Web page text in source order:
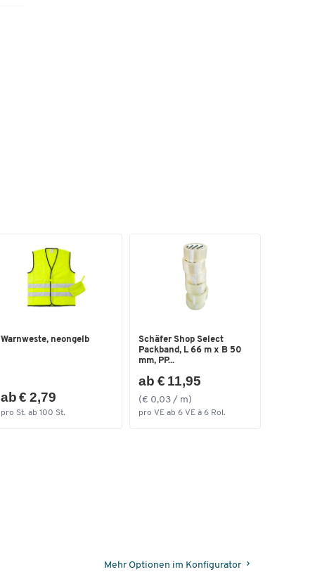
Warnweste, neongelb
ab € 2,79
pro St. ab 100 St.
Schäfer Shop Select
Packband, L 66 m x B 50
mm, PP...
ab € 11,95
(€ 0,03 / m)
pro VE ab 6 VE à 6 Rol.
Mehr Optionen im Konfigurator